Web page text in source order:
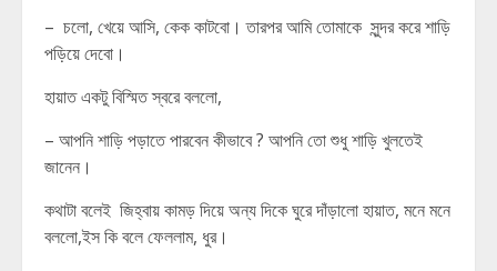
– চলো, খেয়ে আসি, কেক কাটবো। তারপর আমি তোমাকে সুন্দর করে শাড়ি
পড়িয়ে দেবো।
হায়াত একটু বিস্মিত স্বরে বললো,
– আপনি শাড়ি পড়াতে পারবেন কীভাবে ? আপনি তো শুধু শাড়ি খুলতেই
জানেন।
কথাটা বলেই জিহ্বায় কামড় দিয়ে অন্য দিকে ঘুরে দাঁড়ালো হায়াত, মনে মনে
বললো,ইস কি বলে ফেললাম, ধুর।